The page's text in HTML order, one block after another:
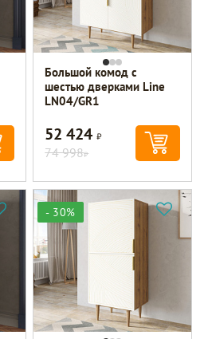
Большой комод с
шестью дверками Line
LN04/GR1
52 424Р
74 998Р
- 30%